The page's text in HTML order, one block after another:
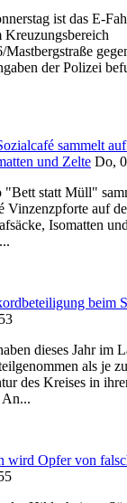
ist das E-
Kreuzungsbereich
der Polizei
sammelt
und Zelte Do,
"Bett statt Müll"
Vinzenzpforte auf
Isomatten
beim
dieses Jahr im
als je
des Kreises in
wird Opfer von